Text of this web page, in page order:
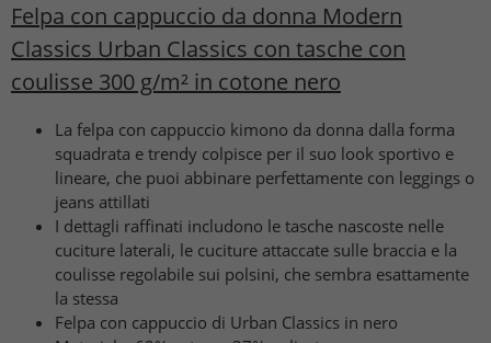
Felpa con cappuccio da donna Modern
Classics Urban Classics con tasche con
coulisse 300 g/m² in cotone nero
La felpa con cappuccio kimono da donna dalla forma
squadrata e trendy colpisce per il suo look sportivo e
lineare, che puoi abbinare perfettamente con leggings o
jeans attillati
I dettagli raffinati includono le tasche nascoste nelle
cuciture laterali, le cuciture attaccate sulle braccia e la
coulisse regolabile sui polsini, che sembra esattamente
la stessa
Felpa con cappuccio di Urban Classics in nero